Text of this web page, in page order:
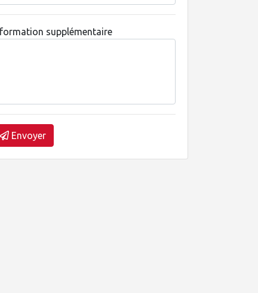
supplémentaire
Envoyer